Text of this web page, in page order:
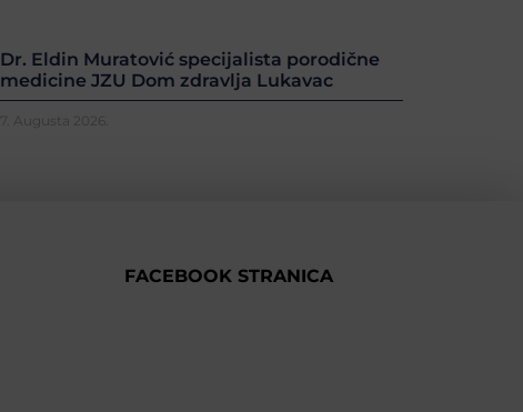
Dr. Eldin Muratović specijalista porodične
medicine JZU Dom zdravlja Lukavac
7. Augusta 2026.
FACEBOOK STRANICA